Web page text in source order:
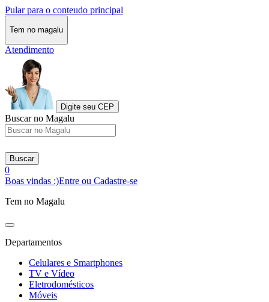
Pular para o conteudo principal
Tem no magalu
Atendimento
Digite seu CEP
Buscar no Magalu
Buscar
0
Boas vindas :)Entre ou Cadastre-se
Tem no Magalu
Departamentos
Celulares e Smartphones
TV e Vídeo
Eletrodomésticos
Móveis